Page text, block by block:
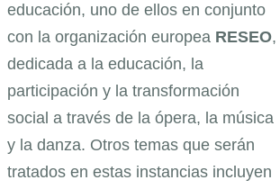
educación, uno de ellos en conjunto
con la organización europea RESEO,
dedicada a la educación, la
participación y la transformación
social a través de la ópera, la música
y la danza. Otros temas que serán
tratados en estas instancias incluyen